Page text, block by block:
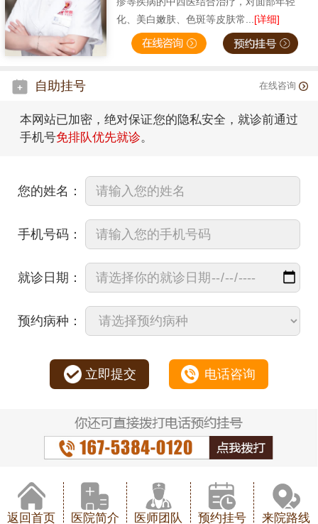
化、美白嫩肤、色斑等皮肤常...[详细]
自助挂号 在线咨询
本网站已加密，绝对保证您的隐私安全，就诊前通过
手机号免排队优先就诊。
您的姓名：
手机号码：
就诊日期：
预约病种：
立即提交 电话咨询
返回首页 医院简介 医师团队 预约挂号 来院路线